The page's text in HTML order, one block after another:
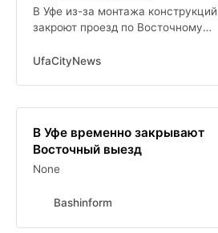
В Уфе из-за монтажа конструкций
закроют проезд по Восточному
UfaCityNews
В Уфе временно закрывают
Восточный выезд
None
Bashinform